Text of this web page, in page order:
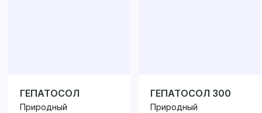
ГЕПАТОСОЛ
Природный
ГЕПАТОСОЛ 300
Природный